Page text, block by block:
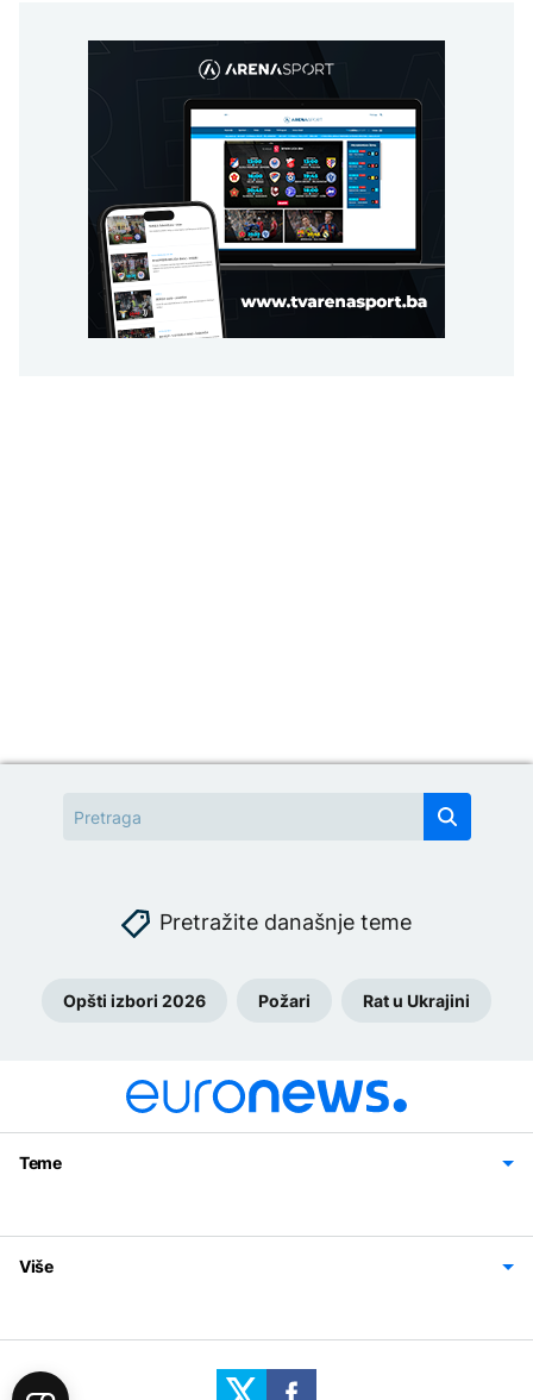
Pretražite današnje teme
Opšti izbori 2026 Požari Rat u Ukrajini
Teme
Svijet
Sport
Magazin
Više
Politika privatnosti
Uslovi korišćenja